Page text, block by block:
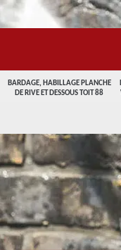
BARDAGE, HABILLAGE PLANCHE
DE RIVE ET DESSOUS TOIT 88